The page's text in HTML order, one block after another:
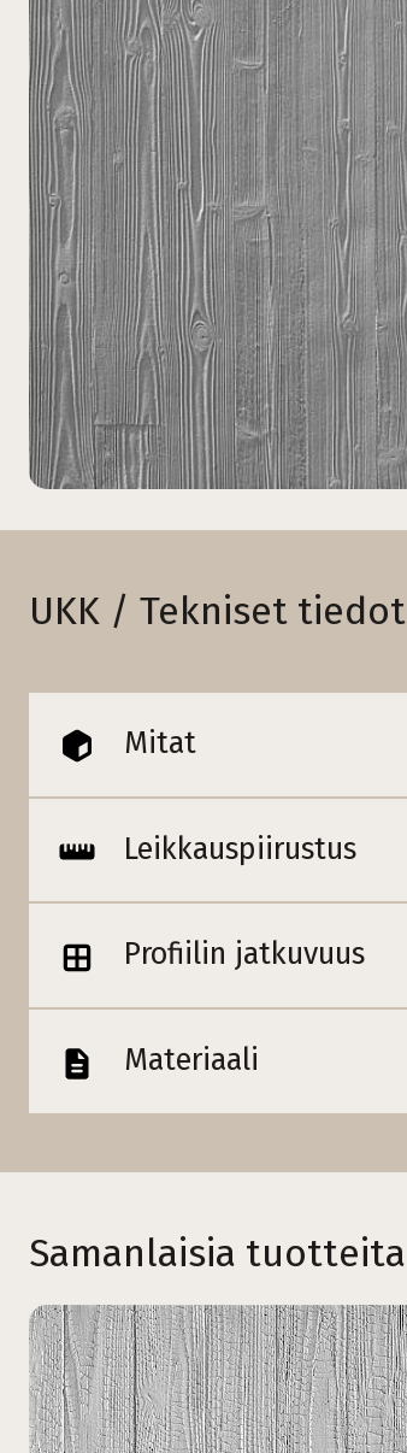
UKK / Tekniset tiedot
Mitat
Leikkauspiirustus
Profiilin jatkuvuus
Materiaali
Samanlaisia tuotteita